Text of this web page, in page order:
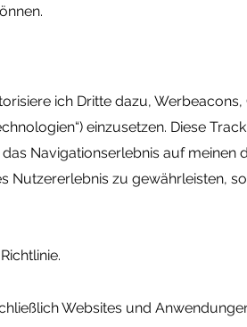
ich Dritte dazu, Werbeacons,
einzusetzen. Diese
Navigationserlebnis auf meinen
zu gewährleisten,
Websites und